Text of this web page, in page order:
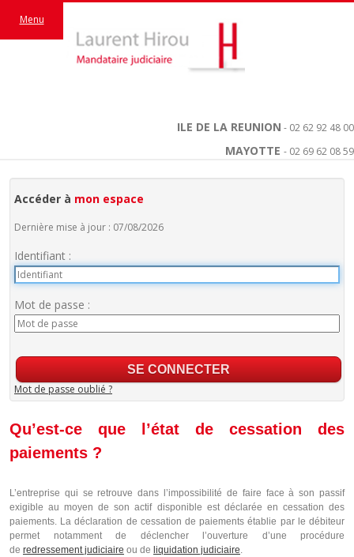
ILE DE LA REUNION - 02 62 92 48 00
MAYOTTE - 02 69 62 08 59
Menu
Accéder à mon espace
Dernière mise à jour : 07/08/2026
Identifiant :
Mot de passe :
Mot de passe oublié ?
Qu’est-ce que l’état de cessation des
paiements ?
L’entreprise qui se retrouve dans l’impossibilité de faire face à son passif
exigible au moyen de son actif disponible est déclarée en cessation des
paiements. La déclaration de cessation de paiements établie par le débiteur
permet notamment de déclencher l’ouverture d’une procédure
de redressement judiciaire ou de liquidation judiciaire.